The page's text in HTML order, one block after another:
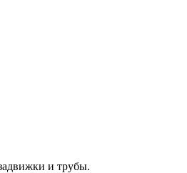
и трубы.